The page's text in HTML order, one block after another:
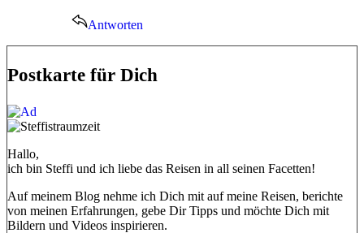
Antworten
Postkarte für Dich
Hallo,
ich bin Steffi und ich liebe das Reisen in all seinen Facetten!
Auf meinem Blog nehme ich Dich mit auf meine Reisen, berichte
von meinen Erfahrungen, gebe Dir Tipps und möchte Dich mit
Bildern und Videos inspirieren.